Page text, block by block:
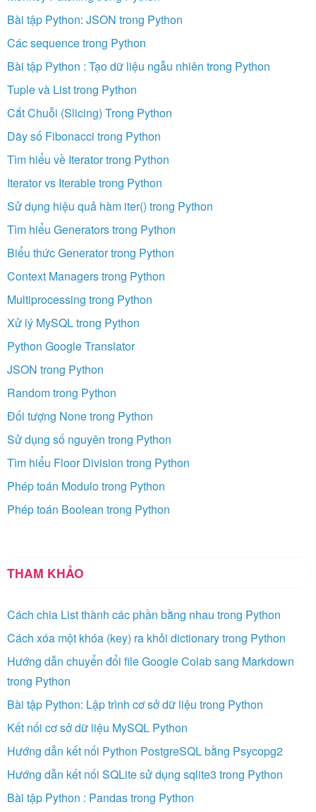
Bài tập Python: JSON trong Python
Các sequence trong Python
Bài tập Python : Tạo dữ liệu ngẫu nhiên trong Python
Tuple và List trong Python
Cắt Chuỗi (Slicing) Trong Python
Dãy số Fibonacci trong Python
Tìm hiểu về Iterator trong Python
Iterator vs Iterable trong Python
Sử dụng hiệu quả hàm iter() trong Python
Tìm hiểu Generators trong Python
Biểu thức Generator trong Python
Context Managers trong Python
Multiprocessing trong Python
Xử lý MySQL trong Python
Python Google Translator
JSON trong Python
Random trong Python
Đối tượng None trong Python
Sử dụng số nguyên trong Python
Tìm hiểu Floor Division trong Python
Phép toán Modulo trong Python
Phép toán Boolean trong Python
THAM KHẢO
Cách chia List thành các phần bằng nhau trong Python
Cách xóa một khóa (key) ra khỏi dictionary trong Python
Hướng dẫn chuyển đổi file Google Colab sang Markdown
trong Python
Bài tập Python: Lập trình cơ sở dữ liệu trong Python
Kết nối cơ sở dữ liệu MySQL Python
Hướng dẫn kết nối Python PostgreSQL bằng Psycopg2
Hướng dẫn kết nối SQLite sử dụng sqlite3 trong Python
Bài tập Python : Pandas trong Python